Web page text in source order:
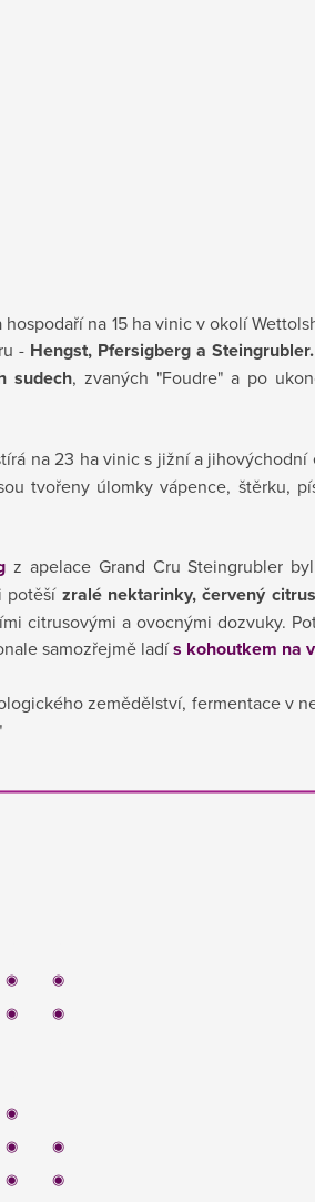
na 15 ha vinic v okolí
- Hengst, Pfersigberg a Steingrubler.
sudech, zvaných "Foudre" a po
na 23 ha vinic s jižní a
tvořeny úlomky vápence, štěrku,
z apelace Grand Cru Steingrubler
potěší zralé nektarinky, červený
citrusovými a ovocnými dozvuky.
samozřejmě ladís kohoutkem na
zemědělství, fermentace v
◉ ◉
◉ ◉
◉
◉ ◉
◉ ◉